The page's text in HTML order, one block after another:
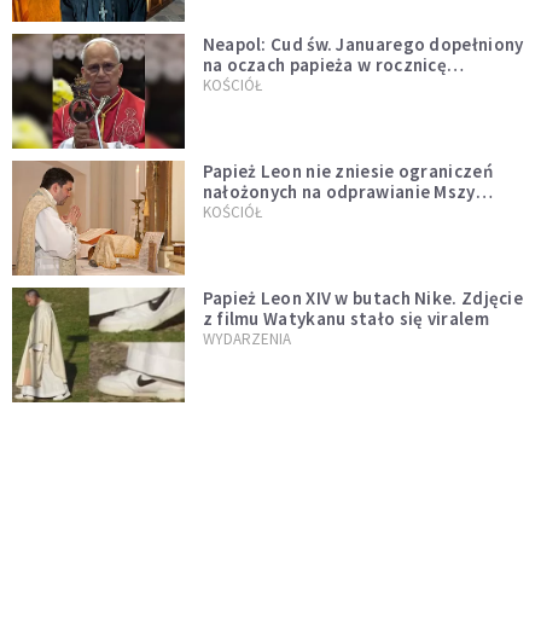
Neapol: Cud św. Januarego dopełniony
na oczach papieża w rocznicę
pontyfikatu!
KOŚCIÓŁ
Papież Leon nie zniesie ograniczeń
nałożonych na odprawianie Mszy
trydenckiej. „Traditionis custodes”
KOŚCIÓŁ
Papież Leon XIV w butach Nike. Zdjęcie
z filmu Watykanu stało się viralem
WYDARZENIA